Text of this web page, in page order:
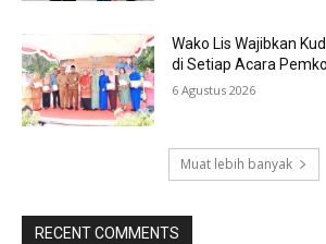
Wako Lis Wajibkan
di Setiap Acara Pemko
6 Agustus 2026
Muat lebih banyak
RECENT COMMENTS